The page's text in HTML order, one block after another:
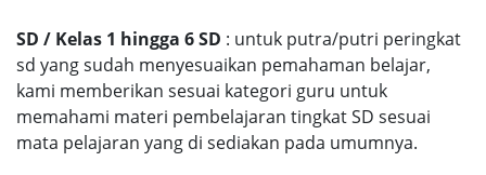
SD / Kelas 1 hingga 6 SD : untuk putra/putri peringkat
sd yang sudah menyesuaikan pemahaman belajar,
kami memberikan sesuai kategori guru untuk
memahami materi pembelajaran tingkat SD sesuai
mata pelajaran yang di sediakan pada umumnya.